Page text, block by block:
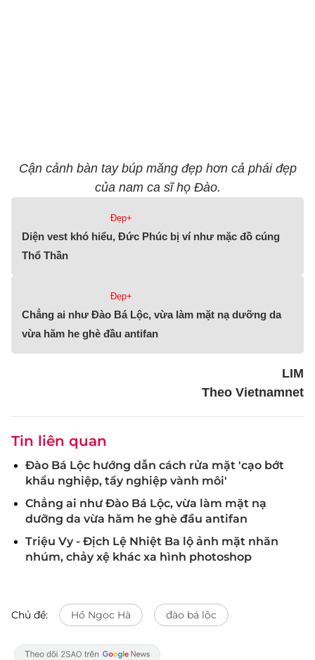
Cận cảnh bàn tay búp măng đẹp hơn cả phái đẹp
của nam ca sĩ họ Đào.
Đẹp+
Diện vest khó hiểu, Đức Phúc bị ví như mặc đồ cúng
Thổ Thần
Đẹp+
Chẳng ai như Đào Bá Lộc, vừa làm mặt nạ dưỡng da
vừa hăm he ghè đầu antifan
LIM
Theo Vietnamnet
Tin liên quan
Đào Bá Lộc hướng dẫn cách rửa mặt 'cạo bớt
khẩu nghiệp, tẩy nghiệp vành môi'
Chẳng ai như Đào Bá Lộc, vừa làm mặt nạ
dưỡng da vừa hăm he ghè đầu antifan
Triệu Vy - Địch Lệ Nhiệt Ba lộ ảnh mặt nhăn
nhúm, chảy xệ khác xa hình photoshop
Chủ đề: Hồ Ngọc Hà đào bá lộc